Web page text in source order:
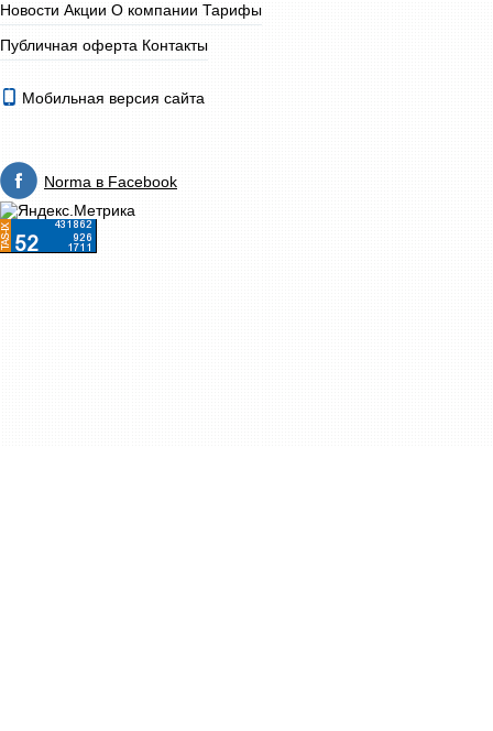
Новости Акции О компании Тарифы
Публичная оферта Контакты
Мобильная версия сайта
Norma в Facebook